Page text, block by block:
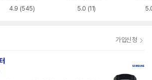
4.9 (545) 5.0 (11)
가입신청